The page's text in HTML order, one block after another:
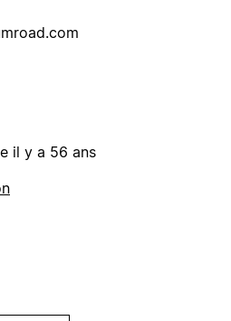
il y a 56 ans